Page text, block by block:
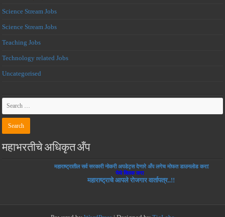
Science Stream Jobs
Science Stream Jobs
Teaching Jobs
Technology related Jobs
Uncategorised
महाभरतीचे अधिकृत अँप
महाराष्ट्रातील सर्व सरकारी नोकरी अपडेट्स देणारे अँप लगेच मोफत डाउनलोड करा!
येथे क्लिक करा
महाराष्ट्राचे आपले रोजगार वार्तापत्र..!!